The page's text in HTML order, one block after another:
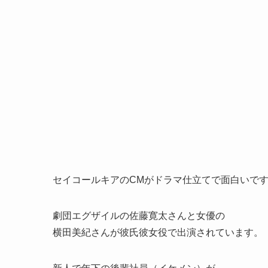
セイコールキアのCMがドラマ仕立てで面白いで
劇団エグザイルの佐藤寛太さんと女優の
横田美紀さんが彼氏彼女役で出演されています。